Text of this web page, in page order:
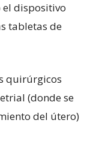
el dispositivo
tabletas de
quirúrgicos
(donde se
del útero)